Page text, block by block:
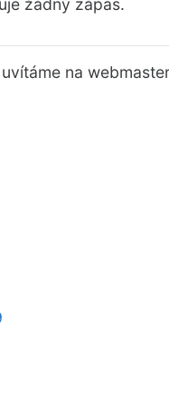
žádný zápas.
na webmaster